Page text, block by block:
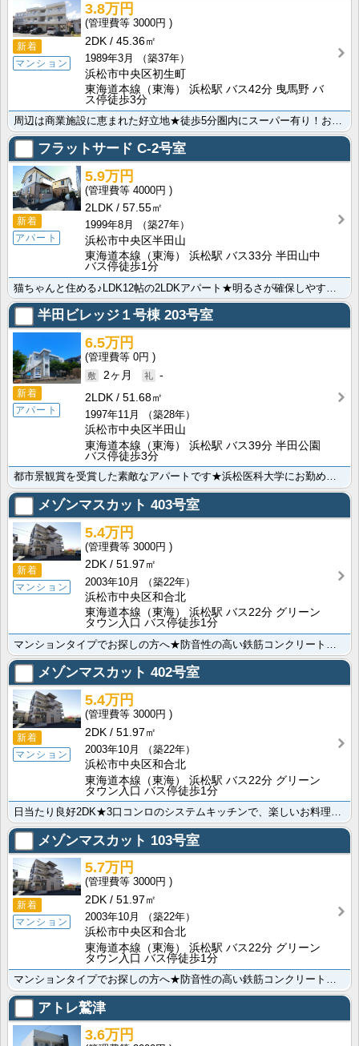
新着
マンション
3.8万円
3000円
2DK
45.36㎡
1989年3月
（築37年）
浜松市中央区初生町
東海道本線（東海） 浜松駅 バス42分 曳馬野 バ
ス停徒歩3分
フラットサード C-2号室
新着
アパート
5.9万円
4000円
2LDK
57.55㎡
1999年8月
（築27年）
浜松市中央区半田山
東海道本線（東海） 浜松駅 バス33分 半田山中
バス停徒歩1分
半田ビレッジ１号棟203号室
新着
アパート
6.5万円
0円
2ヶ月
-
2LDK
51.68㎡
1997年11月
（築28年）
浜松市中央区半田山
東海道本線（東海） 浜松駅 バス39分 半田公園
バス停徒歩3分
都市景観賞を受賞した素敵なアパートです★浜松医科大学にお勤めの方に人気♪閑静な住宅街で、新生活を始め･･･
メゾンマスカット 403号室
新着
マンション
5.4万円
3000円
2DK
51.97㎡
2003年10月
（築22年）
浜松市中央区和合北
東海道本線（東海） 浜松駅 バス22分 グリーン
タウン入口 バス停徒歩1分
メゾンマスカット 402号室
新着
マンション
5.4万円
3000円
2DK
51.97㎡
2003年10月
（築22年）
浜松市中央区和合北
東海道本線（東海） 浜松駅 バス22分 グリーン
タウン入口 バス停徒歩1分
メゾンマスカット 103号室
新着
マンション
5.7万円
3000円
2DK
51.97㎡
2003年10月
（築22年）
浜松市中央区和合北
東海道本線（東海） 浜松駅 バス22分 グリーン
タウン入口 バス停徒歩1分
アトレ鷲津
3.6万円